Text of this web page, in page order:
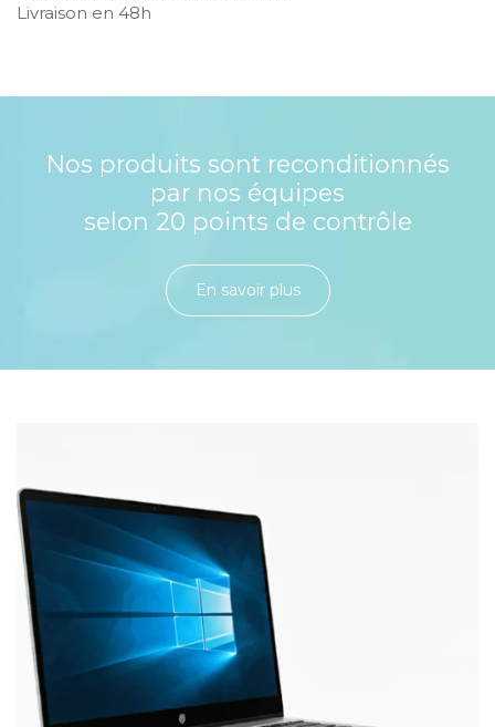
Livraison en 48h
Nos produits sont reconditionnés
par nos équipes
selon 20 points de contrôle
En savoir plu​​​​​​​​​​​​​​​​s